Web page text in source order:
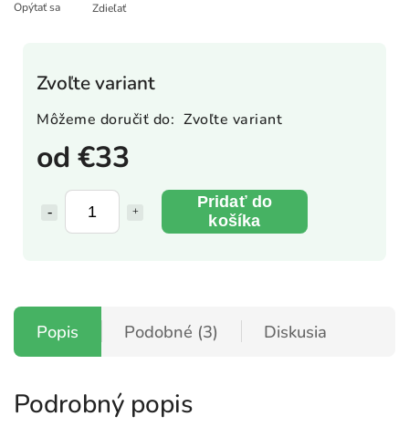
od€33
Pridať do
košíka
Zvoľte variant
Môžeme doručiť do: Zvoľte variant
Opýtať sa Zdieľať
Popis Podobné (3) Diskusia
Podrobný popis